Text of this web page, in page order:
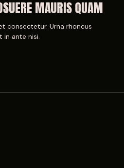
MAURIS QUAM
consectetur. Urna rhoncus
in ante nisi.